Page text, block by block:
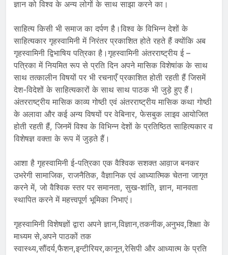
ज्ञान को विश्व के अन्य लोगों के साथ साझा करने का।
साहित्य किसी भी समाज का दर्पण है।विश्व के विभिन्न देशों के
साहित्यकार गृहस्वामिनी में निरंतर प्रकाशित होते रहते हैं क्योंकि अब
गृहस्वामिनी द्विभाषिय पत्रिका है।गृहस्वामिनी अंतरराष्ट्रीय ई –
पत्रिका में नियमित रूप से प्रति दिन अपने मासिक विशेषांक के साथ
साथ तत्कालीन विषयों पर भी रचनाएँ प्रकाशित होती रहती हैं जिसमें
देश-विदेशों के साहित्यकारों के साथ साथ पाठक भी जुड़े हुए हैं।
अंतरराष्ट्रीय मासिक काव्य गोष्ठी एवं अंतरराष्ट्रीय मासिक कथा गोष्ठी
के अलावा और कई अन्य विषयों पर वेबिनार, फेसबुक लाइव आयोजित
होती रहती हैं, जिनमें विश्व के विभिन्न देशों के प्रतिष्ठित साहित्यकार व
विशेषज्ञ वक्ता के रूप में जुड़ते हैं।
आशा है गृहस्वामिनी ई-पत्रिका एक वैश्विक सशक्त आव़ाज बनकर
उभरेगी सामाजिक, राजनैतिक, वैज्ञानिक एवं आध्यात्मिक चेतना जागृत
करने में, जो वैश्विक स्तर पर समानता, सुख-शांति, ज्ञान, मानवता
स्थापित करने में महत्त्वपूर्ण भूमिका निभाएं।
गृहस्वामिनी विशेषज्ञों द्वारा अपने ज्ञान,विज्ञान,तकनीक,अनुभव,शिक्षा के
माध्यम से,अपने पाठकों तक
स्वास्थ्य,सौंदर्य,फैशन,इन्टीरियर,कानून,रेसिपी और आध्यात्म के प्रति